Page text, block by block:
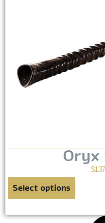
Oryx
$137
Select options